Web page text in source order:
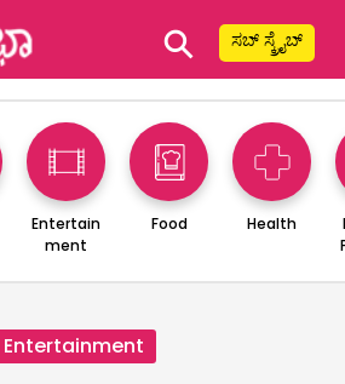
⚲ ಸಬ್ ಸ್ಕ್ರೈಬ್
Entertain
ment
Food Health
Entertainment